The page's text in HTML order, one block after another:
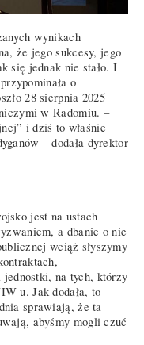
wynikach
że jego sukcesy, jego
się jednak nie stało. I
o
28 sierpnia 2025
w Radomiu. –
i dziś to właśnie
– dodała dyrektor
jest na ustach
a dbanie o nie
wciąż słyszymy
na tych, którzy
u. Jak dodała, to
sprawiają, że ta
abyśmy mogli czuć